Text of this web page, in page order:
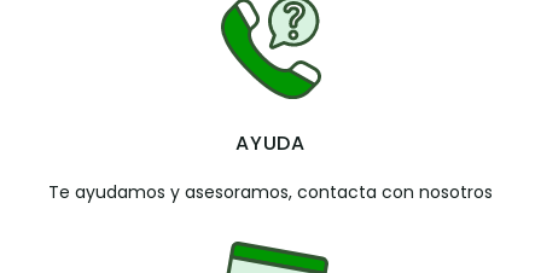
AYUDA
Te ayudamos y asesoramos, contacta con nosotros